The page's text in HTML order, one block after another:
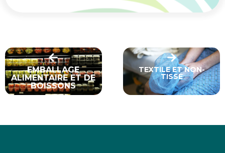
EMBALLAGE
ALIMENTAIRE ET DE
BOISSONS
TEXTILE ET NON-
TISSÉ